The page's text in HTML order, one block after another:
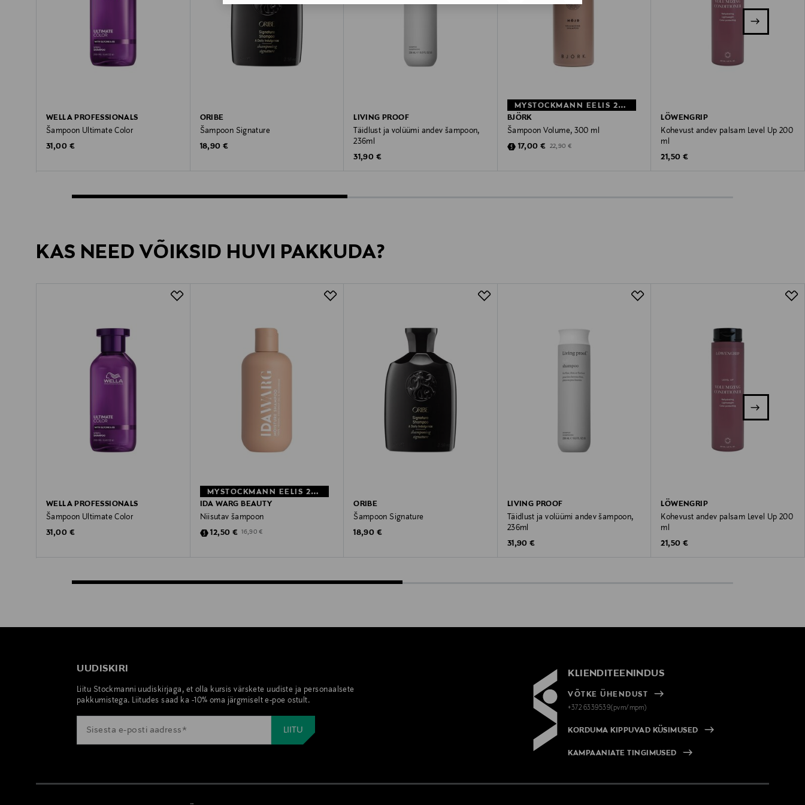
WELLA PROFESSIONALS
Šampoon Ultimate Color
Original Price
31,00 €
ORIBE
Šampoon Signature
Original Price
18,90 €
LIVING PROOF
Täidlust ja volüümi andev šampoon,
236ml
Original Price
31,90 €
MYSTOCKMANN EELIS 26%
BJÖRK
Šampoon Volume, 300 ml
Discounted Price
17,00 € Original Price
22,90 €
LÖWENGRIP
Kohevust andev palsam Level Up 200
ml
Original Price
21,50 €
KAS NEED VÕIKSID HUVI PAKKUDA?
WELLA PROFESSIONALS
Šampoon Ultimate Color
Original Price
31,00 €
MYSTOCKMANN EELIS 26%
IDA WARG BEAUTY
Niisutav šampoon
Discounted Price
12,50 € Original Price
16,90 €
ORIBE
Šampoon Signature
Original Price
18,90 €
LIVING PROOF
Täidlust ja volüümi andev šampoon,
236ml
Original Price
31,90 €
LÖWENGRIP
Kohevust andev palsam Level Up 200
ml
Original Price
21,50 €
UUDISKIRI
Liitu Stockmanni uudiskirjaga, et olla kursis värskete uudiste ja personaalsete
pakkumistega. Liitudes saad ka -10% oma järgmiselt e-poe ostult.
KLIENDITEENINDUS
VÕTKE ÜHENDUST
+372 6339539(pvm/mpm)
KORDUMA KIPPUVAD KÜSIMUSED
KAMPAANIATE TINGIMUSED